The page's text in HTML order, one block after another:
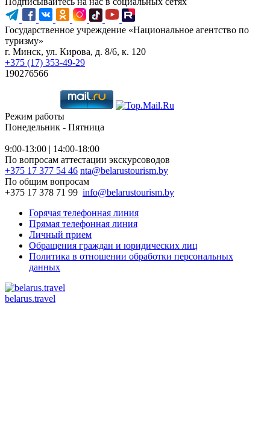
Государственное учреждение «Национальное агентство по
туризму»
г. Минск, ул. Кирова, д. 8/6, к. 120
+375 (17) 353-49-29
190276566
Режим работы
Понедельник - Пятница
9:00-13:00 | 14:00-18:00
По вопросам аттестации экскурсоводов
+375 17 377 54 46 nta@belarustourism.by
По общим вопросам
+375 17 378 71 99 info@belarustourism.by
Горячая телефонная линия
Прямая телефонная линия
Личный прием
Обращения граждан и юридических лиц
Политика в отношении обработки персональных
данных
belarus.travel